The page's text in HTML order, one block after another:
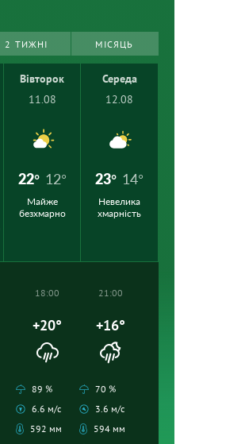
2 ТИЖНІ МІСЯЦЬ
Вівторок
11.08
22° 12°
Майже
безхмарно
Середа
12.08
23° 14°
Невелика
хмарність
18:00
+20°
89 %
6.6 м/с
592 мм
21:00
+16°
70 %
3.6 м/с
594 мм